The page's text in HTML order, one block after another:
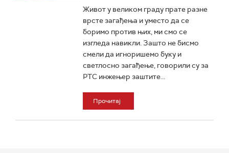
Живот у великом граду прате разне
врсте загађења и уместо да се
боримо против њих, ми смо се
изгледа навикли. Зашто не бисмо
смели да игноришемо буку и
светлосно загађење, говорили су за
РТС инжењер заштите...
Прочитај